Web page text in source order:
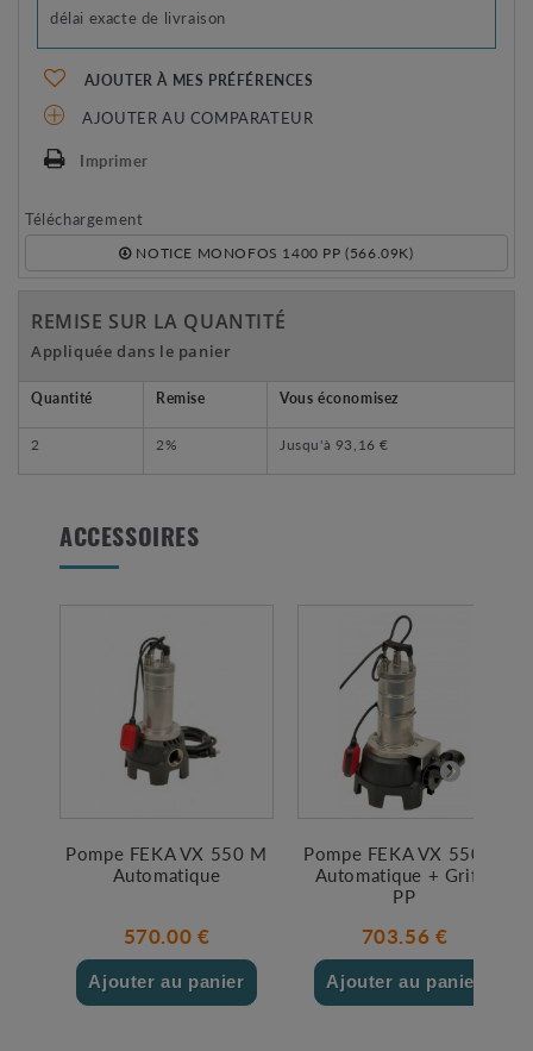
délai exacte de livraison
AJOUTER À MES PRÉFÉRENCES
AJOUTER AU COMPARATEUR
Imprimer
Téléchargement
NOTICE MONOFOS 1400 PP (566.09K)
REMISE SUR LA QUANTITÉ
Appliquée dans le panier
Quantité Remise Vous économisez
2 2% Jusqu'à 93,16 €
ACCESSOIRES
Pompe FEKA VX 550 M
Automatique
570.00 €
Ajouter au panier
Pompe FEKA VX 550 M
Automatique + Griffe
PP
703.56 €
Ajouter au panier